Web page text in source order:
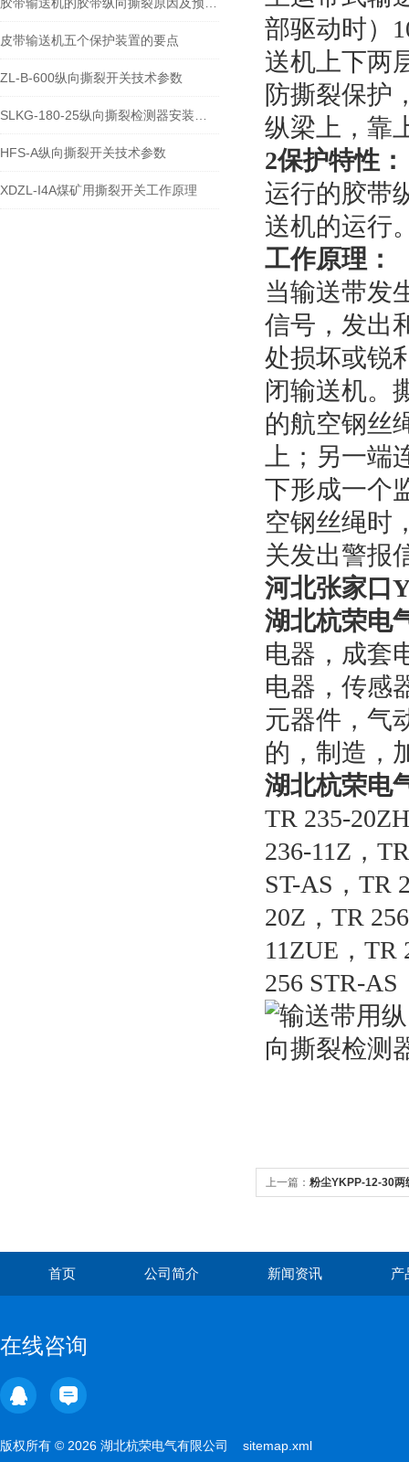
皮带输送机五个保护装置的要点
ZL-B-600纵向撕裂开关技术参数
HFS-A纵向撕裂开关技术参数
XDZL-I4A煤矿用撕裂开关工作原理
部驱动时）
送机上下两
防撕裂保护
纵梁上，靠
2保护特性：
运行的胶带
送机的运行
工作原理：
当输送带发
信号，发出
处损坏或锐
闭输送机。
的航空钢丝
上；另一
下形成一个
空钢丝绳时
关发出警报
河北张家口
湖北杭荣电
电器，成套
电器，传感
元器件，气
的，制造，
湖北杭荣电
TR 235-20ZH
236-11Z ，
ST-AS ，TR
20Z ，TR
11ZUE ，TR
256 STR-AS
上一篇： 粉尘YKPP-12-30两
首页 公司简介 新闻资讯 产
在线咨询
版权所有 © 2026 湖北杭荣电气有限公司 sitemap.xml